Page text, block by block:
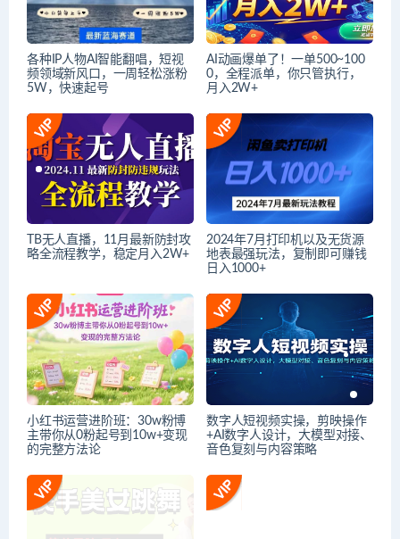
各种IP人物AI智能翻唱，短视
频领域新风口，一周轻松涨粉
5W，快速起号
AI动画爆单了！一单500~100
0，全程派单，你只管执行，
月入2W+
TB无人直播，11月最新防封攻
略全流程教学，稳定月入2W+
2024年7月打印机以及无货源
地表最强玩法，复制即可赚钱
日入1000+
小红书运营进阶班：30w粉博
主带你从0粉起号到10w+变现
的完整方法论
数字人短视频实操，剪映操作
+AI数字人设计，大模型对接、
音色复刻与内容策略